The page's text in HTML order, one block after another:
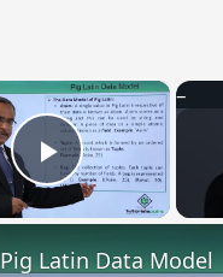
×
Play Video
Pig Latin Data Model